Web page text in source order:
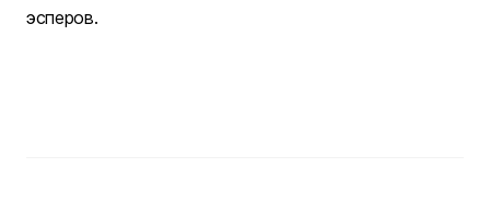
эсперов.